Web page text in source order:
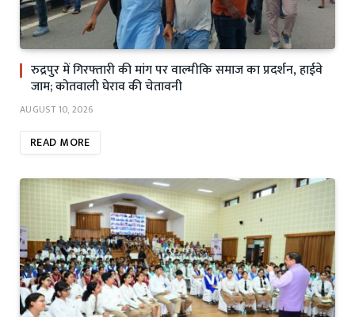
रुद्रपुर में गिरफ्तारी की मांग पर वाल्मीकि समाज का प्रदर्शन, हाईवे
जाम; कोतवाली घेराव की चेतावनी
AUGUST 10, 2026
READ MORE